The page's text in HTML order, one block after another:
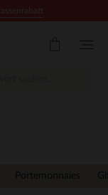
Portemonnaies